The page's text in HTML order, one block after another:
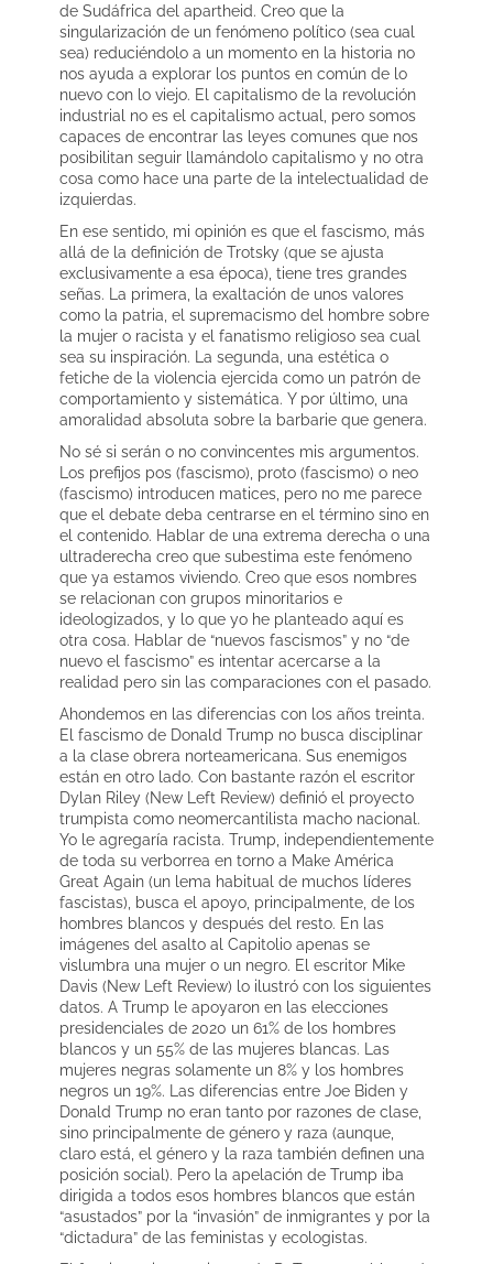
de Sudáfrica del apartheid. Creo que la
singularización de un fenómeno político (sea cual
sea) reduciéndolo a un momento en la historia no
nos ayuda a explorar los puntos en común de lo
nuevo con lo viejo. El capitalismo de la revolución
industrial no es el capitalismo actual, pero somos
capaces de encontrar las leyes comunes que nos
posibilitan seguir llamándolo capitalismo y no otra
cosa como hace una parte de la intelectualidad de
izquierdas.
En ese sentido, mi opinión es que el fascismo, más
allá de la definición de Trotsky (que se ajusta
exclusivamente a esa época), tiene tres grandes
señas. La primera, la exaltación de unos valores
como la patria, el supremacismo del hombre sobre
la mujer o racista y el fanatismo religioso sea cual
sea su inspiración. La segunda, una estética o
fetiche de la violencia ejercida como un patrón de
comportamiento y sistemática. Y por último, una
amoralidad absoluta sobre la barbarie que genera.
No sé si serán o no convincentes mis argumentos.
Los prefijos pos (fascismo), proto (fascismo) o neo
(fascismo) introducen matices, pero no me parece
que el debate deba centrarse en el término sino en
el contenido. Hablar de una extrema derecha o una
ultraderecha creo que subestima este fenómeno
que ya estamos viviendo. Creo que esos nombres
se relacionan con grupos minoritarios e
ideologizados, y lo que yo he planteado aquí es
otra cosa. Hablar de “nuevos fascismos” y no “de
nuevo el fascismo” es intentar acercarse a la
realidad pero sin las comparaciones con el pasado.
Ahondemos en las diferencias con los años treinta.
El fascismo de Donald Trump no busca disciplinar
a la clase obrera norteamericana. Sus enemigos
están en otro lado. Con bastante razón el escritor
Dylan Riley (New Left Review) definió el proyecto
trumpista como neomercantilista macho nacional.
Yo le agregaría racista. Trump, independientemente
de toda su verborrea en torno a Make América
Great Again (un lema habitual de muchos líderes
fascistas), busca el apoyo, principalmente, de los
hombres blancos y después del resto. En las
imágenes del asalto al Capitolio apenas se
vislumbra una mujer o un negro. El escritor Mike
Davis (New Left Review) lo ilustró con los siguientes
datos. A Trump le apoyaron en las elecciones
presidenciales de 2020 un 61% de los hombres
blancos y un 55% de las mujeres blancas. Las
mujeres negras solamente un 8% y los hombres
negros un 19%. Las diferencias entre Joe Biden y
Donald Trump no eran tanto por razones de clase,
sino principalmente de género y raza (aunque,
claro está, el género y la raza también definen una
posición social). Pero la apelación de Trump iba
dirigida a todos esos hombres blancos que están
“asustados” por la “invasión” de inmigrantes y por la
“dictadura” de las feministas y ecologistas.